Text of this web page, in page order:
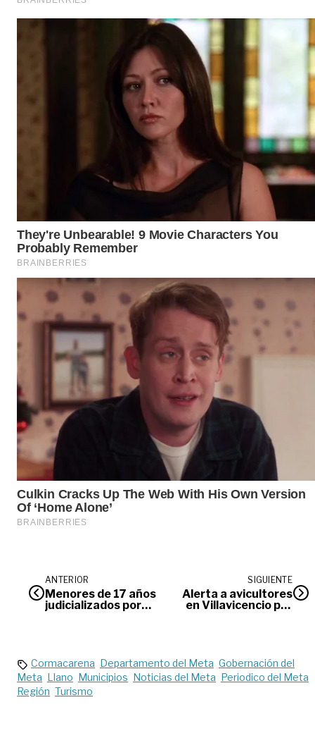
ANTERIOR
Menores de 17 años
judicializados por
SIGUIENTE
Alerta a avicultores
en Villavicencio por
Cormacarena Departamento del Meta Gobernación del
Meta Llano Municipios Noticias del Meta Periodico del Meta
Región Turismo